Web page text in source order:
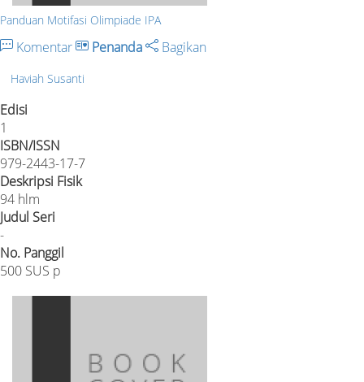
Panduan Motifasi Olimpiade IPA
Komentar Penanda Bagikan
Haviah Susanti
Edisi
1
ISBN/ISSN
979-2443-17-7
Deskripsi Fisik
94 hlm
Judul Seri
-
No. Panggil
500 SUS p